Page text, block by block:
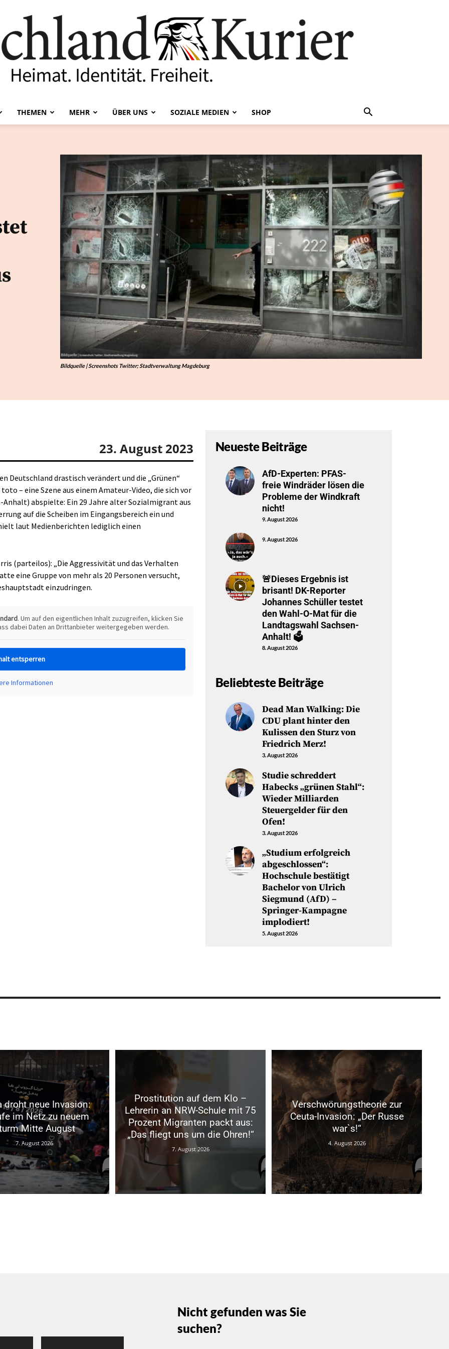
Kurier
THEMEN MEHR ÜBER UNS SOZIALE MEDIEN SHOP
Bildquelle | Screenshots Twitter; Stadtverwaltung Magdeburg
23. August 2023
Deutschland drastisch verändert und die „Grünen“
– eine Szene aus einem Amateur-Video, die sich vor
Anhalt) abspielte: Ein 29 Jahre alter Sozialmigrant aus
auf die Scheiben im Eingangsbereich ein und
laut Medienberichten lediglich einen
(parteilos): „Die Aggressivität und das Verhalten
eine Gruppe von mehr als 20 Personen versucht,
einzudringen.
. Um auf den eigentlichen Inhalt zuzugreifen, klicken Sie
dabei Daten an Drittanbieter weitergegeben werden.
entsperren
Informationen
Neueste Beiträge
AfD-Experten: PFAS-
freie Windräder lösen die
Probleme der Windkraft
nicht!
9. August 2026
9. August 2026
🚨Dieses Ergebnis ist
brisant! DK-Reporter
Johannes Schüller testet
den Wahl-O-Mat für die
Landtagswahl Sachsen-
Anhalt! 🗳️
8. August 2026
Beliebteste Beiträge
Dead Man Walking: Die
CDU plant hinter den
Kulissen den Sturz von
Friedrich Merz!
3. August 2026
Studie schreddert
Habecks „grünen Stahl“:
Wieder Milliarden
Steuergelder für den
Ofen!
3. August 2026
„Studium erfolgreich
abgeschlossen“:
Hochschule bestätigt
Bachelor von Ulrich
Siegmund (AfD) –
Springer-Kampagne
implodiert!
5. August 2026
droht neue Invasion:
im Netz zu neuem
Mitte August
7. August 2026
Prostitution auf dem Klo –
Lehrerin an NRW-Schule mit 75
Prozent Migranten packt aus:
„Das fliegt uns um die Ohren!“
7. August 2026
Verschwörungstheorie zur
Ceuta-Invasion: „Der Russe
war`s!“
4. August 2026
Nicht gefunden was Sie
suchen?